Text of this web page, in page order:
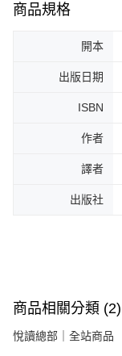
商品規格
開本
出版日期
ISBN
作者
譯者
出版社
商品相關分類 (2)
悅讀總部｜全站商品